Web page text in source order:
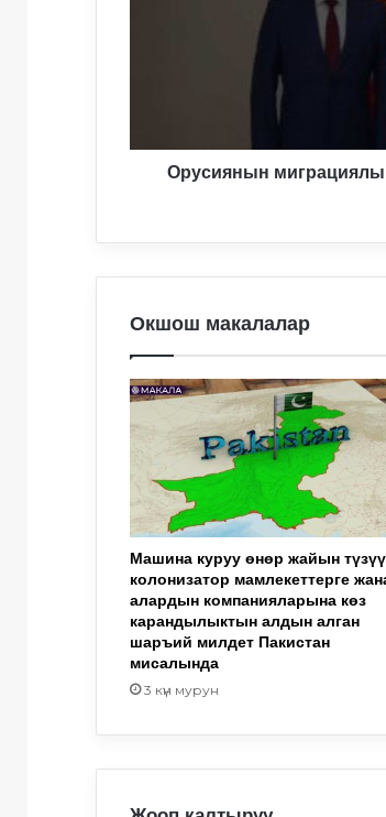
Орусиянын
Окшош макалалар
Машина куруу өнөр жайын
колонизатор мамлекеттерге
алардын компанияларына көз
карандылыктын алдын алган
шаръий милдет Пакистан
мисалында
3 күн мурун